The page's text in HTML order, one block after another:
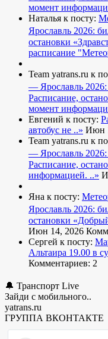
момент
Наталья к посту:
Ярославль 2026:
остановки
расписание
Team yatrans.ru к
— Ярославль
Расписание,
момент
Евгений к посту:
автобус не ..» Июн
Team yatrans.ru к
— Ярославль
Расписание,
информацией. ..»
Яна к посту:
Ярославль 2026:
остановки
Июн 14, 2026
Сергей к посту:
Альтаира 19.00 в
Комментариев: 2
🔔 Транспорт Live
Зайди с мобильного..
yatrans.ru
ГРУППА ВКОНТАКТЕ